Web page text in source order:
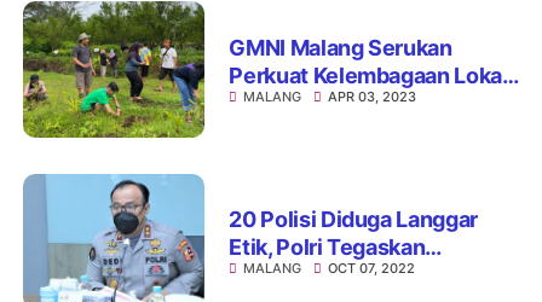
GMNI Malang Serukan
Perkuat Kelembagaan Lokal
Sebagai Benteng Terakhir
MALANG APR 03, 2023
20 Polisi Diduga Langgar
Etik, Polri Tegaskan
Komitmen Usut Tuntas
MALANG OCT 07, 2022